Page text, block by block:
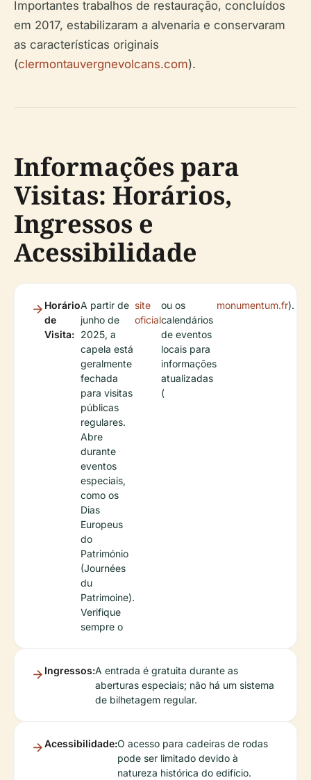
Importantes trabalhos de restauração, concluídos
em 2017, estabilizaram a alvenaria e conservaram
as características originais
(clermontauvergnevolcans.com).
Informações para
Visitas: Horários,
Ingressos e
Acessibilidade
Horário
de
Visita:
A partir de
junho de
2025, a
capela está
geralmente
fechada
para visitas
públicas
regulares.
Abre
durante
eventos
especiais,
como os
Dias
Europeus
do
Património
(Journées
du
Patrimoine).
Verifique
sempre o
site
oficial
ou os
calendários
de eventos
locais para
informações
atualizadas
(
monumentum.fr).
Ingressos:A entrada é gratuita durante as
aberturas especiais; não há um sistema
de bilhetagem regular.
Acessibilidade:O acesso para cadeiras de rodas
pode ser limitado devido à
natureza histórica do edifício.